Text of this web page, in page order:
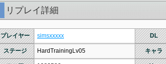
リプレイ詳細
プレイヤー simsxxxxx DL
ステージ HardTrainingLv05 キャラ